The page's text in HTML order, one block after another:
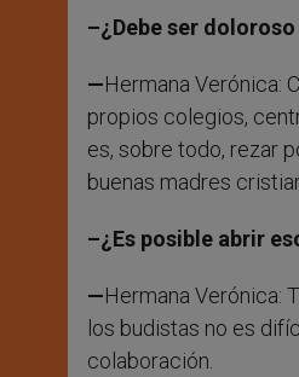
–¿Debe ser
—Hermana Verónica:
propios colegios,
es, sobre todo, rezar
buenas madres
–¿Es posible abrir
—Hermana Verónica:
los budistas no es
colaboración.